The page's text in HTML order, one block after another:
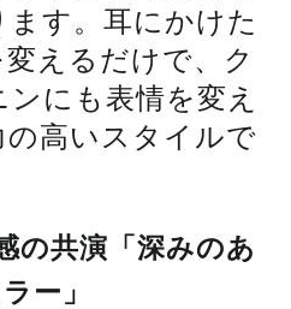
ます。耳にかけた
えるだけで、ク
にも表情を変え
の高いスタイルで
の共演「深みのあ
ー」